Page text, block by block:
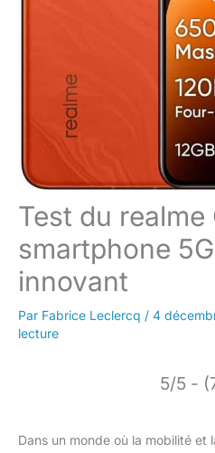
Test du realme
smartphone
innovant
Par Fabrice Leclercq / 4
lecture
5/5 -
Dans un monde où la mobilité et